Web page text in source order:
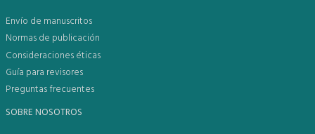
Envío de manuscritos
Normas de publicación
Consideraciones éticas
Guía para revisores
Preguntas frecuentes
SOBRE NOSOTROS